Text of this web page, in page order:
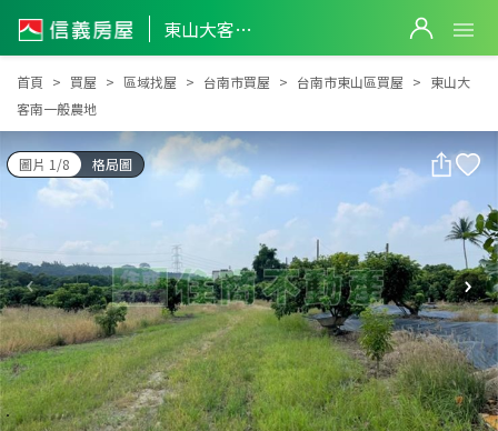
東山大客南一般農地
東山大客南一般農地
首頁 買屋 區域找屋 台南市買屋 台南市東山區買屋
東山大
客南一般農地
圖片 1/8 格局圖